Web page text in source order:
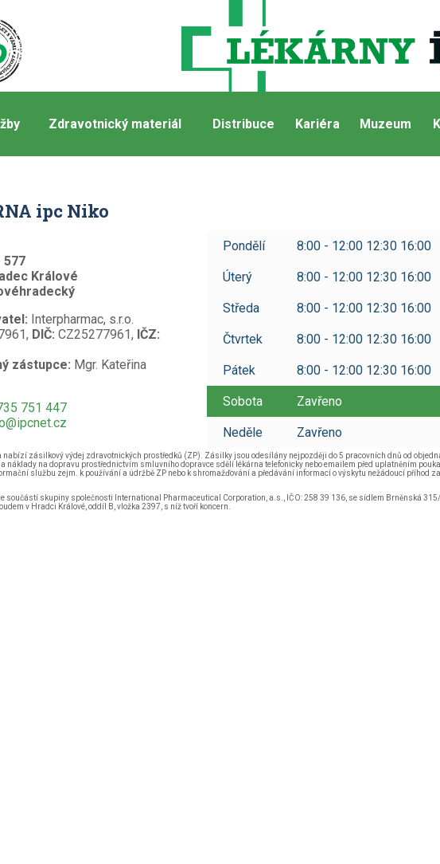
Zdravotnický materiál Distribuce Kariéra Muzeum
ipc Niko
577
Králové
Interpharmac, s.r.o.
DIČ: CZ25277961, IČZ:
zástupce: Mgr. Kateřina
751 447
Pondělí 8:00 - 12:00 12:30 16:00
Úterý 8:00 - 12:00 12:30 16:00
Středa 8:00 - 12:00 12:30 16:00
Čtvrtek 8:00 - 12:00 12:30 16:00
Pátek 8:00 - 12:00 12:30 16:00
Sobota Zavřeno
Neděle Zavřeno
nabízí zásilkový výdej zdravotnických prostředků (ZP). Zásilky jsou odesílány nejpozději do 5 pracovních dnů od
náklady na dopravu prostřednictvím smluvního dopravce sdělí lékárna telefonicky nebo emailem před uplatněním
službu zejm. k používání a údržbě ZP nebo k shromažďování a předávání informací o výskytu nežádoucí příhod
součástí skupiny společnosti International Pharmaceutical Corporation, a.s., IČO: 258 39 136, se sídlem Brněnská
v Hradci Králové, oddíl B, vložka 2397, s níž tvoří koncern.